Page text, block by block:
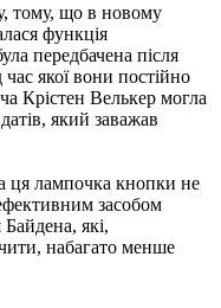
тому, що в новому
функція
передбачена після
час якої вони постійно
Крістен Велькер могла
який заважав
ця лампочка кнопки не
засобом
які,
набагато менше